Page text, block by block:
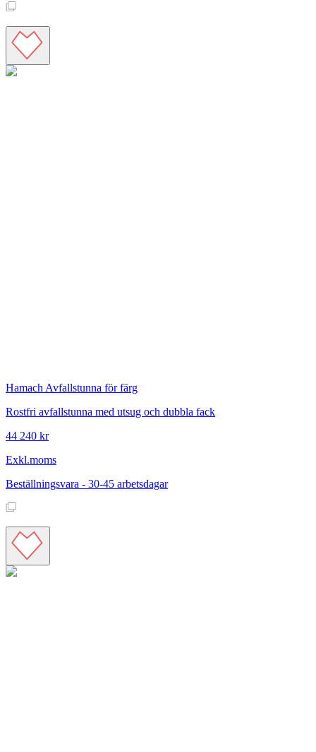
Hamach Avfallstunna för färg
Rostfri avfallstunna med utsug och dubbla fack
44 240 kr
Exkl.moms
Beställningsvara - 30-45 arbetsdagar